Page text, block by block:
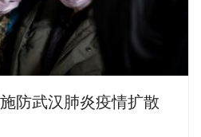
防武汉肺炎疫情扩散